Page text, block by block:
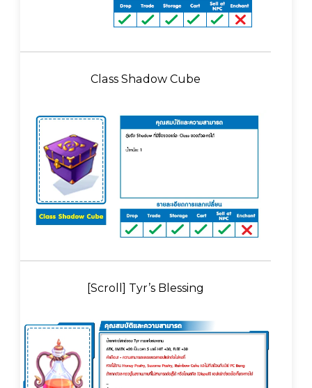
Class Shadow Cube
[Scroll] Tyr’s Blessing